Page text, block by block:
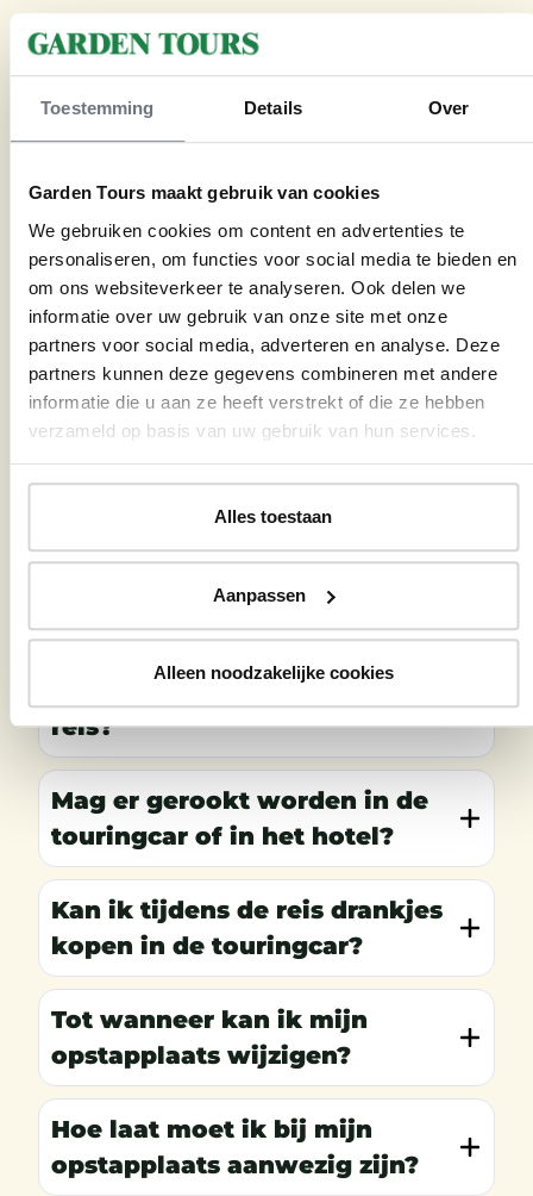
Toestemming Details Over
Garden Tours maakt gebruik van cookies
We gebruiken cookies om content en advertenties te
personaliseren, om functies voor social media te bieden en
om ons websiteverkeer te analyseren. Ook delen we
informatie over uw gebruik van onze site met onze
partners voor social media, adverteren en analyse. Deze
partners kunnen deze gegevens combineren met andere
informatie die u aan ze heeft verstrekt of die ze hebben
verzameld op basis van uw gebruik van hun services.
Alles toestaan
Aanpassen
Alleen noodzakelijke cookies
Wijzigingen, documenten en saldo.
Wanneer gaat een reis niet
door?
Welke tuinen worden tijdens
de reis bezocht?
Wanneer krijg ik de
reispapieren?
Wanneer krijg ik mijn ticket
voor een vliegreis?
Waarom is er extra reisleiding
Kan ik ook pinnen tijdens de
reis?
Mag er gerookt worden in de
touringcar of in het hotel?
Kan ik tijdens de reis drankjes
kopen in de touringcar?
Tot wanneer kan ik mijn
opstapplaats wijzigen?
Hoe laat moet ik bij mijn
opstapplaats aanwezig zijn?